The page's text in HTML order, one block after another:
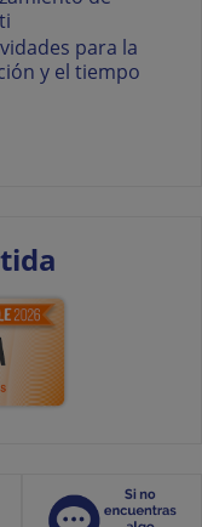
para la
y el tiempo